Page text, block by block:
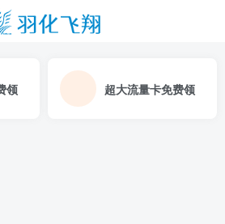
领 超大流量卡免费领